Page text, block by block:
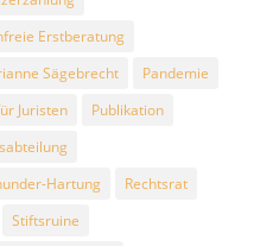
Erstberatung
Sägebrecht
Pandemie
Juristen
Publikation
Hartung
Rechtsrat
Stiftsruine